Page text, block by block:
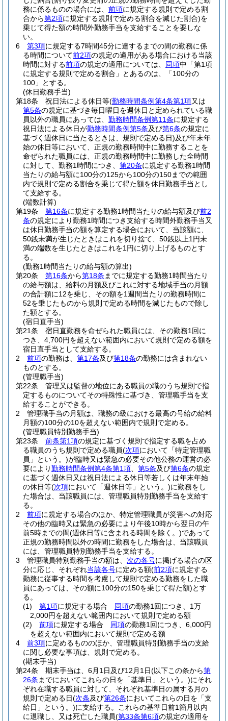
務に係るものの場合には、 前項に規定する規則で定める割
合から第2項に規定する規則で定める割合を減じた割合)を
乗じて得た額の時間外勤務手当を支給することを要しな
い。
6
第3項に規定する7時間45分に達するまでの間の勤務に係
る時間について前2項の規定の適用がある場合における当該
時間に対する前項の規定の適用については、 同項中「第1項
に規定する規則で定める割合」とあるのは、「100分の
100」とする。
(休日勤務手当)
第18条
祝日法による休日等(勤務時間条例第4条第1項又は
第5条の規定に基づき毎日曜日を週休日と定められている職
員以外の職員にあっては、 勤務時間条例第11条に規定する
祝日法による休日が勤務時間条例第5条及び第6条の規定に
基づく週休日に当たるときは、規則で定める日)及び年末年
始の休日等において、正規の勤務時間中に勤務することを
命ぜられた職員には、正規の勤務時間中に勤務した全時間
に対して、勤務1時間につき、 第20条に規定する勤務1時間
当たりの給与額に100分の125から100分の150までの範囲
内で規則で定める割合を乗じて得た額を休日勤務手当とし
て支給する。
(端数計算)
第19条
第16条に規定する勤務1時間当たりの給与額及び前2
条の規定により勤務1時間につき支給する時間外勤務手当又
は休日勤務手当の額を算定する場合において、当該額に、
50銭未満が生じたときはこれを切り捨て、50銭以上1円未
満の端数を生じたときはこれを1円に切り上げるものとす
る。
(勤務1時間当たりの給与額の算出)
第20条
第16条から第18条 までに規定する勤務1時間当たり
の給与額は、給料の月額及びこれに対する地域手当の月額
の合計額に12を乗じ、その額を1週間当たりの勤務時間に
52を乗じたものから規則で定める時間を減じたもので除し
た額とする。
(宿日直手当)
第21条
宿日直勤務を命ぜられた職員には、その勤務1回に
つき、4,700円を超えない範囲内において規則で定める額を
宿日直手当として支給する。
2
前項の勤務は、 第17条及び第18条の勤務には含まれない
ものとする。
(管理職手当)
第22条
管理又は監督の地位にある職員の職のうち規則で指
定するものについてその特殊性に基づき、管理職手当を支
給することができる。
2
管理職手当の月額は、職務の級における最高の号給の給料
月額の100分の10を超えない範囲内で規則で定める。
(管理職員特別勤務手当)
第23条
前条第1項の規定に基づく規則で指定する職を占め
る職員のうち規則で定める職員(次項において「特定管理職
員」という。)が臨時又は緊急の必要その他公務の運営の必
要により勤務時間条例第4条第1項 第5条及び第6条の規定
に基づく週休日又は祝日法による休日等若しくは年末年始
の休日等(次項において「週休日等」という。)に勤務をし
た場合は、当該職員には、管理職員特別勤務手当を支給す
る。
2
前項に規定する場合のほか、特定管理職員が災害への対応
その他の臨時又は緊急の必要により午後10時から翌日の午
前5時までの間(週休日等に含まれる時間を除く。)であって
正規の勤務時間以外の時間に勤務をした場合は、当該職員
には、管理職員特別勤務手当を支給する。
3
管理職員特別勤務手当の額は、 次の各号に掲げる場合の区
分に応じ、それぞれ当該各号に定める額(前2項に規定する
勤務に従事する時間を考慮して規則で定める勤務をした職
員にあっては、その額に100分の150を乗じて得た額)とす
る。
(1)
第1項に規定する場合 同項の勤務1回につき、1万
2,000円を超えない範囲内において規則で定める額
(2)
前項に規定する場合 同項の勤務1回につき、6,000円
を超えない範囲内において規則で定める額
4
前3項に定めるもののほか、管理職員特別勤務手当の支給
に関し必要な事項は、規則で定める。
(期末手当)
第24条
期末手当は、6月1日及び12月1日(以下この条から第
26条 までにおいてこれらの日を「基準日」という。)にそれ
ぞれ在職する職員に対して、それぞれ基準日の属する月の
規則で定める日(次条及び第26条においてこれらの日を「支
給日」という。)に支給する。
これらの基準日前1箇月以内
に退職し、又は死亡した職員(第33条第6項の規定の適用を